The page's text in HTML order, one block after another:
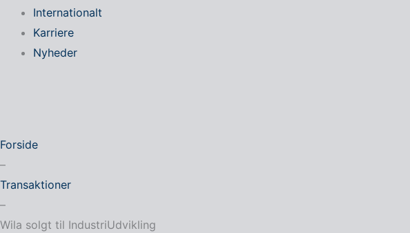
Internationalt
Karriere
Nyheder
Forside
–
Transaktioner
–
Wila solgt til IndustriUdvikling